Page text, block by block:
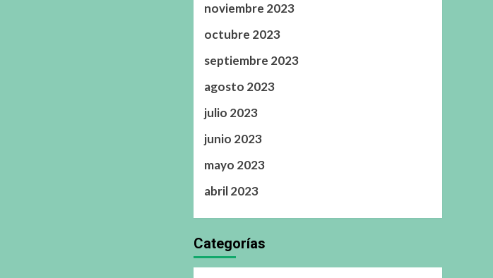
noviembre 2023
octubre 2023
septiembre 2023
agosto 2023
julio 2023
junio 2023
mayo 2023
abril 2023
Categorías